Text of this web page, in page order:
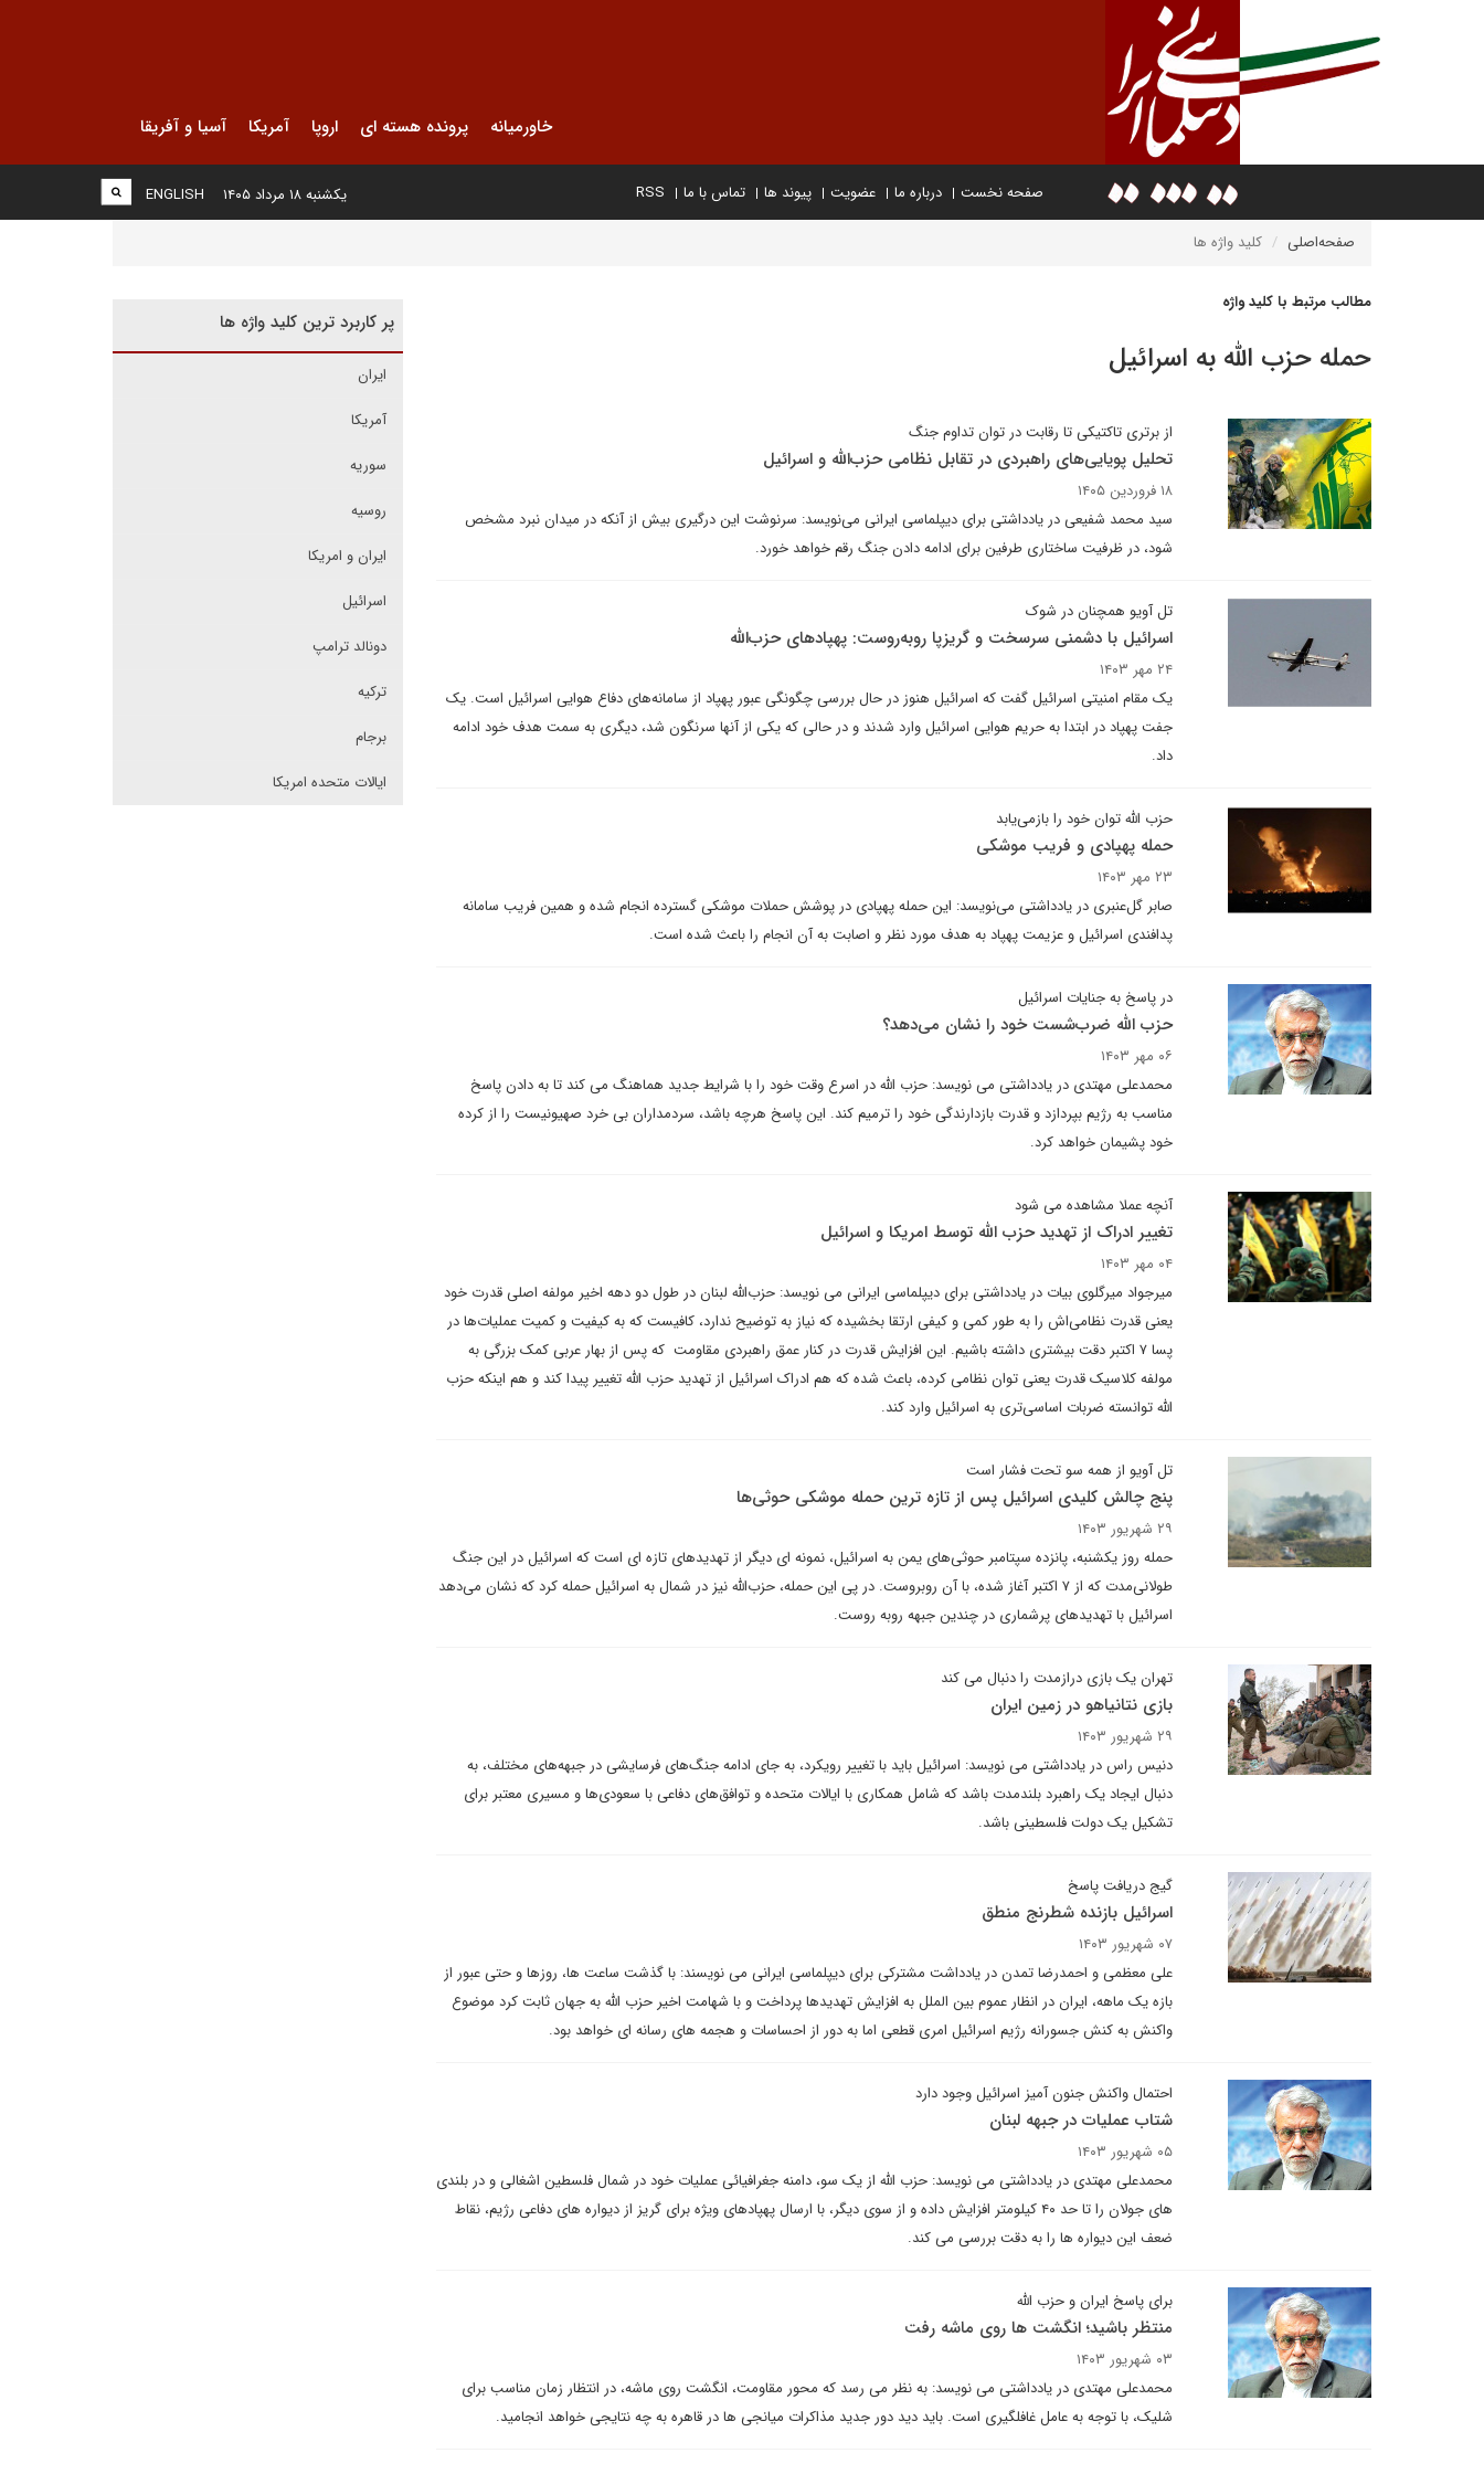
خاورمیانه پرونده هسته ای اروپا آمریکا آسیا و آفریقا
صفحه نخست درباره ما عضویت پیوند ها تماس با ما RSS
ENGLISH یکشنبه ۱۸ مرداد ۱۴۰۵
صفحه‌اصلی کلید واژه ها
مطالب مرتبط با کلید واژه
حمله حزب الله به اسرائیل
از برتری تاکتیکی تا رقابت در توان تداوم جنگ
تحلیل پویایی‌های راهبردی در تقابل نظامی حزب‌الله و اسرائیل
۱۸ فروردین ۱۴۰۵
سید محمد شفیعی در یادداشتی برای دیپلماسی ایرانی می‌نویسد: سرنوشت این درگیری بیش از آنکه در میدان نبرد مشخص
شود، در ظرفیت ساختاری طرفین برای ادامه دادن جنگ رقم خواهد خورد.
تل آویو همچنان در شوک
اسرائیل با دشمنی سرسخت و گریزپا روبه‌روست: پهپادهای حزب‌الله
۲۴ مهر ۱۴۰۳
یک مقام امنیتی اسرائیل گفت که اسرائیل هنوز در حال بررسی چگونگی عبور پهپاد از سامانه‌های دفاع هوایی اسرائیل است. یک
جفت پهپاد در ابتدا به حریم هوایی اسرائیل وارد شدند و در حالی که یکی از آنها سرنگون شد، دیگری به سمت هدف خود ادامه
داد.
حزب الله توان خود را باز‌می‌یابد
حمله پهپادی و فریب موشکی
۲۳ مهر ۱۴۰۳
صابر گل‌عنبری در یادداشتی می‌نویسد: این حمله پهپادی در پوشش حملات موشکی گسترده انجام شده و همین فریب سامانه
پدافندی اسرائیل و عزیمت پهپاد به هدف مورد نظر و اصابت به آن انجام را باعث شده است.
در پاسخ به جنایات اسرائیل
حزب الله ضرب‌شست خود را نشان می‌دهد؟
۰۶ مهر ۱۴۰۳
محمدعلی مهتدی در یادداشتی می نویسد: حزب الله در اسرع وقت خود را با شرایط جدید هماهنگ می کند تا به دادن پاسخ
مناسب به رژیم بپردازد و قدرت بازدارندگی خود را ترمیم کند. این پاسخ هرچه باشد، سردمداران بی خرد صهیونیست را از کرده
خود پشیمان خواهد کرد.
آنچه عملا مشاهده می شود
تغییر ادراک از تهدید حزب الله توسط امریکا و اسرائیل
۰۴ مهر ۱۴۰۳
میرجواد میرگلوی بیات در یادداشتی برای دیپلماسی ایرانی می نویسد: حزب‌الله لبنان در طول دو دهه اخیر مولفه اصلی قدرت خود
یعنی قدرت نظامی‌اش را به طور کمی و کیفی ارتقا بخشیده که نیاز به توضیح ندارد، کافیست که به کیفیت و کمیت عملیات‌ها در
پسا ۷ اکتبر دقت بیشتری داشته باشیم. این افزایش قدرت در کنار عمق راهبردی مقاومت که پس از بهار عربی کمک بزرگی به
مولفه کلاسیک قدرت یعنی توان نظامی کرده، باعث شده که هم ادراک اسرائیل از تهدید حزب الله تغییر پیدا کند و هم اینکه حزب
الله توانسته ضربات اساسی‌تری به اسرائیل وارد کند.
تل آویو از همه سو تحت فشار است
پنج چالش کلیدی اسرائیل پس از تازه ترین حمله موشکی حوثی‌ها
۲۹ شهریور ۱۴۰۳
حمله روز یکشنبه، پانزده سپتامبر حوثی‌های یمن به اسرائیل، نمونه ای دیگر از تهدیدهای تازه ای است که اسرائیل در این جنگ
طولانی‌مدت که از ۷ اکتبر آغاز شده، با آن روبروست. در پی این حمله، حزب‌الله نیز در شمال به اسرائیل حمله کرد که نشان می‌دهد
اسرائیل با تهدیدهای پرشماری در چندین جبهه روبه روست.
تهران یک بازی درازمدت را دنبال می کند
بازی نتانیاهو در زمین ایران
۲۹ شهریور ۱۴۰۳
دنیس راس در یادداشتی می نویسد: اسرائیل باید با تغییر رویکرد، به جای ادامه جنگ‌های فرسایشی در جبهه‌های مختلف، به
دنبال ایجاد یک راهبرد بلندمدت باشد که شامل همکاری با ایالات متحده و توافق‌های دفاعی با سعودی‌ها و مسیری معتبر برای
تشکیل یک دولت فلسطینی باشد.
گیج دریافت پاسخ
اسرائیل بازنده شطرنج منطق
۰۷ شهریور ۱۴۰۳
علی معظمی و احمدرضا تمدن در یادداشت مشترکی برای دیپلماسی ایرانی می نویسند: با گذشت ساعت ها، روزها و حتی عبور از
بازه یک ماهه، ایران در انظار عموم بین الملل به افزایش تهدیدها پرداخت و با شهامت اخیر حزب الله به جهان ثابت کرد موضوع
واکنش به کنش جسورانه رژیم اسرائیل امری قطعی اما به دور از احساسات و هجمه های رسانه ای خواهد بود.
احتمال واکنش جنون آمیز اسرائیل وجود دارد
شتاب عملیات در جبهه لبنان
۰۵ شهریور ۱۴۰۳
محمدعلی مهتدی در یادداشتی می نویسد: حزب الله از یک سو، دامنه جغرافیائی عملیات خود در شمال فلسطین اشغالی و در بلندی
های جولان را تا حد ۴۰ کیلومتر افزایش داده و از سوی دیگر، با ارسال پهپادهای ویژه برای گریز از دیواره های دفاعی رژیم، نقاط
ضعف این دیواره ها را به دقت بررسی می کند.
برای پاسخ ایران و حزب الله
منتظر باشید؛ انگشت ها روی ماشه رفت
۰۳ شهریور ۱۴۰۳
محمدعلی مهتدی در یادداشتی می نویسد: به نظر می رسد که محور مقاومت، انگشت روی ماشه، در انتظار زمان مناسب برای
شلیک، با توجه به عامل غافلگیری است. باید دید دور جدید مذاکرات میانجی ها در قاهره به چه نتایجی خواهد انجامید.
پر کاربرد ترین کلید واژه ها
ایران
آمریکا
سوریه
روسیه
ایران و امریکا
اسرائیل
دونالد ترامپ
ترکیه
برجام
ایالات متحده امریکا